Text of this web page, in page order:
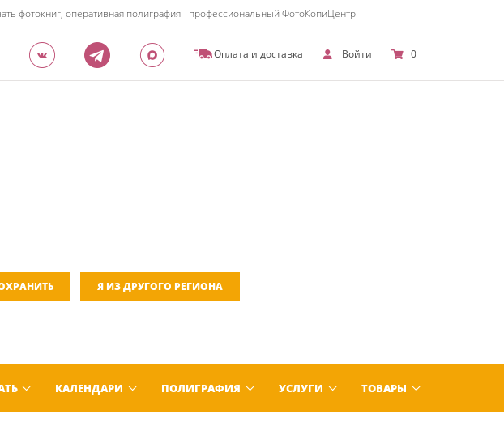
фотокниг, оперативная полиграфия - профессиональный ФотоКопиЦентр.
Оплата и доставка Войти 0
Я ИЗ ДРУГОГО РЕГИОНА
КАЛЕНДАРИ ПОЛИГРАФИЯ УСЛУГИ ТОВАРЫ